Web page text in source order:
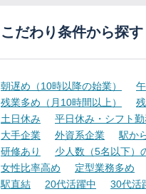
こだわり条件から探す
朝遅め（10時以降の始業）
残業多め（月10時間以上）
土日休み
平日休み・シフト勤
大手企業
外資系企業 駅か
研修あり
少人数（5名以下）
女性比率高め
定型業務多め
駅直結
20代活躍中 30代活